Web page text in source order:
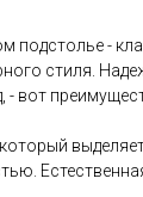
подстолье -
стиля.
- вот